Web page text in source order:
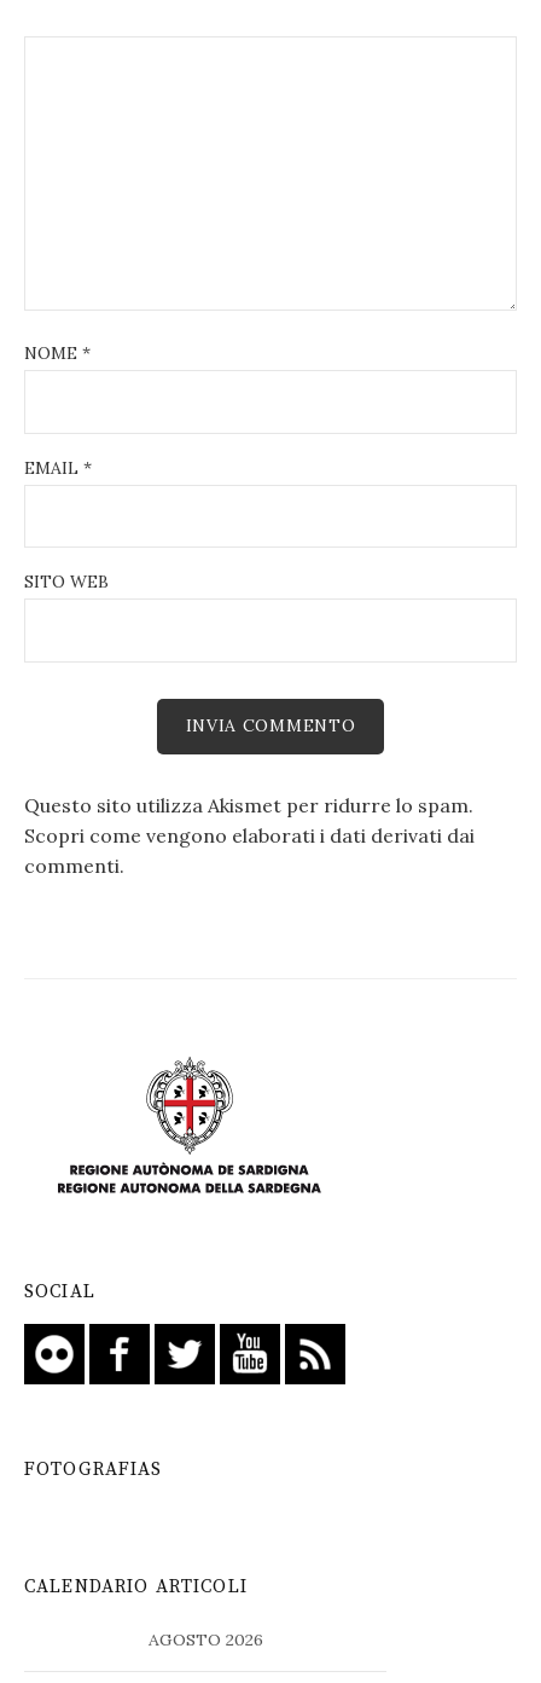
NOME *
EMAIL *
SITO WEB
Questo sito utilizza Akismet per ridurre lo spam.
Scopri come vengono elaborati i dati derivati dai
commenti.
SOCIAL
FOTOGRAFIAS
CALENDARIO ARTICOLI
AGOSTO 2026